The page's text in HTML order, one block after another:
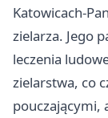
Katowicach-
zielarza. Jego
leczenia
zielarstwa, co
pouczającymi,